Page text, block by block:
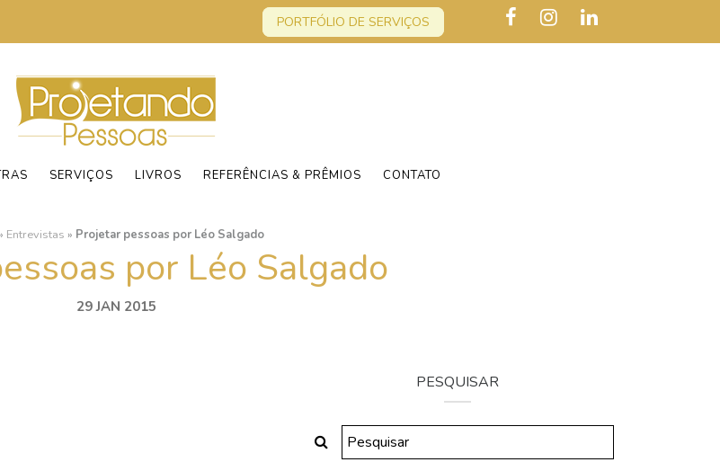
PORTFÓLIO DE SERVIÇOS
SERVIÇOS LIVROS REFERÊNCIAS & PRÊMIOS CONTATO
» Entrevistas » Projetar pessoas por Léo Salgado
por Léo Salgado
29 JAN 2015
PESQUISAR